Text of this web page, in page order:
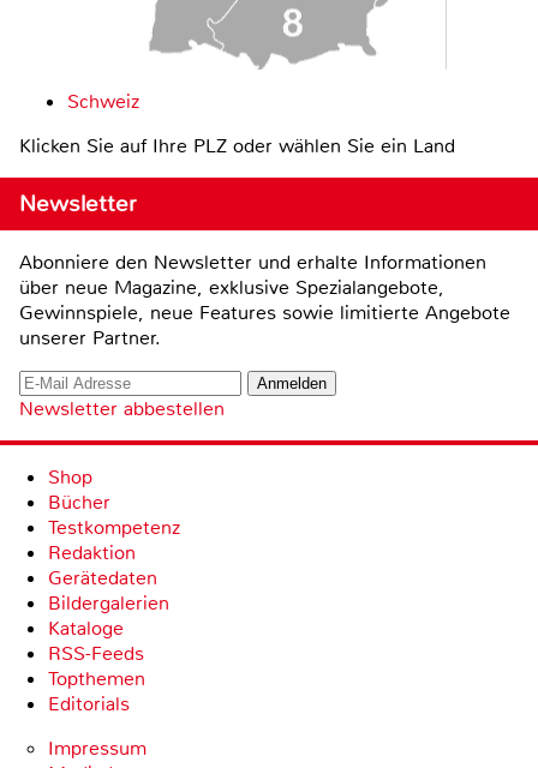
Schweiz
Klicken Sie auf Ihre PLZ oder wählen Sie ein Land
Newsletter
Abonniere den Newsletter und erhalte Informationen
über neue Magazine, exklusive Spezialangebote,
Gewinnspiele, neue Features sowie limitierte Angebote
unserer Partner.
Newsletter abbestellen
Shop
Bücher
Testkompetenz
Redaktion
Gerätedaten
Bildergalerien
Kataloge
RSS-Feeds
Topthemen
Editorials
Impressum